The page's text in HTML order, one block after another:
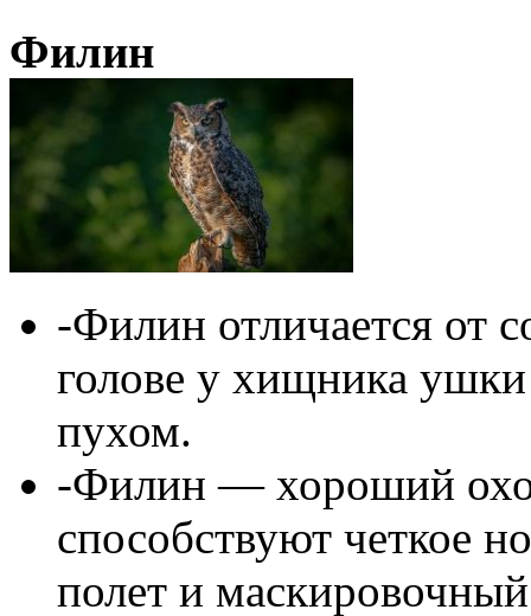
Филин
-Филин отличается от
голове у хищника
пухом.
-Филин — хороший
способствуют четкое
полет и